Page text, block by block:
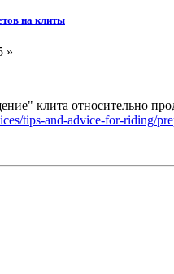
на клиты
»
клита относительно
tips-and-advice-for-riding/